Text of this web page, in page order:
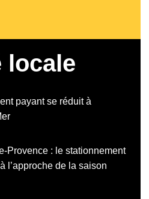
locale
payant se réduit à
Provence : le stationnement
l’approche de la saison